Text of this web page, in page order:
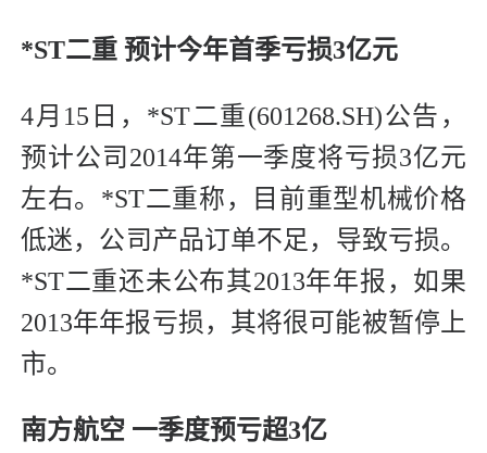
*ST二重 预计今年首季亏损3亿元
4月15日，*ST二重(601268.SH)公告，
预计公司2014年第一季度将亏损3亿元
左右。*ST二重称，目前重型机械价格
低迷，公司产品订单不足，导致亏损。
*ST二重还未公布其2013年年报，如果
2013年年报亏损，其将很可能被暂停上
市。
南方航空 一季度预亏超3亿